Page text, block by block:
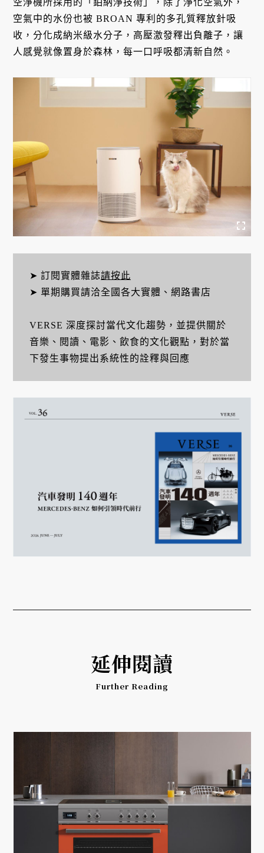
空淨機所採用的「鉑納淨技術」，除了淨化空氣外，
空氣中的水份也被 BROAN 專利的多孔質釋放針吸
收，分化成納米級水分子，高壓激發釋出負離子，讓
人感覺就像置身於森林，每一口呼吸都清新自然。
➤ 訂閱實體雜誌請按此
➤ 單期購買請洽全國各大實體、網路書店
VERSE 深度探討當代文化趨勢，並提供關於
音樂、閱讀、電影、飲食的文化觀點，對於當
下發生事物提出系統性的詮釋與回應
延伸閱讀
Further Reading